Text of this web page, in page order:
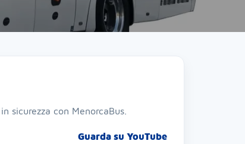
sicurezza con MenorcaBus.
Guarda su YouTube